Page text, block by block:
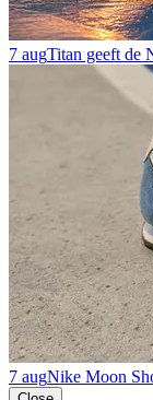
7 augTitan geeft de
7 augNike Moon